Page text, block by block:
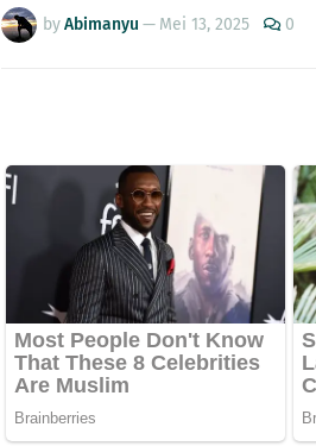
byAbimanyu — Mei 13, 2025 0